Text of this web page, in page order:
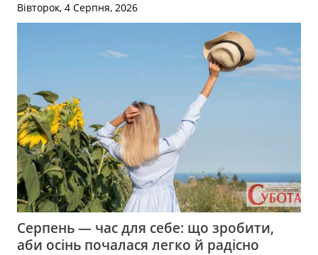
Вівторок, 4 Серпня, 2026
Серпень — час для себе: що зробити,
аби осінь почалася легко й радісно